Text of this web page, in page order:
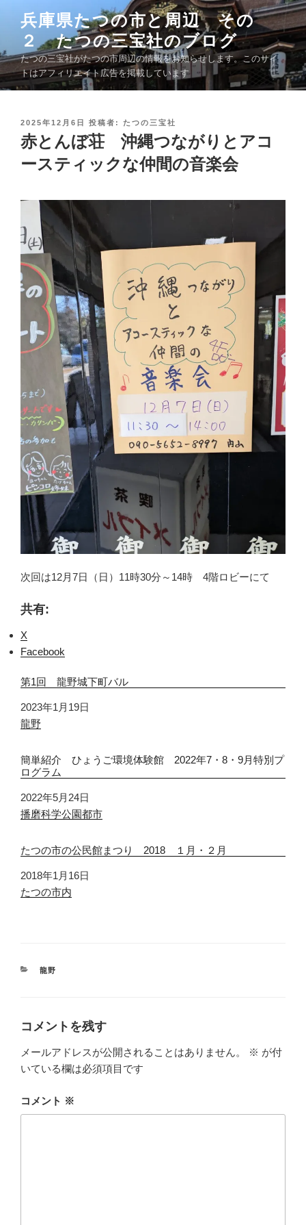
ン
ツ
へ
兵庫県たつの市と周辺 その
２ たつの三宝社のブログ
たつの三宝社がたつの市周辺の情報をお知らせします。このサイ
トはアフィリエイト広告を掲載しています
投
稿
日
2025年12月6日 投稿者: たつの三宝社
赤とんぼ荘 沖縄つながりとアコ
ースティックな仲間の音楽会
次回は12月7日（日）11時30分～14時 4階ロビーにて
共有:
X
Facebook
第1回 龍野城下町バル
日付
2023年1月19日
関連理由
龍野
簡単紹介 ひょうご環境体験館 2022年7・8・9月特別プ
ログラム
日付
2022年5月24日
関連理由
播磨科学公園都市
たつの市の公民館まつり 2018 １月・２月
日付
2018年1月16日
関連理由
たつの市内
カ
龍野
コメントを残す
メールアドレスが公開されることはありません。 ※ が付
いている欄は必須項目です
コメント ※